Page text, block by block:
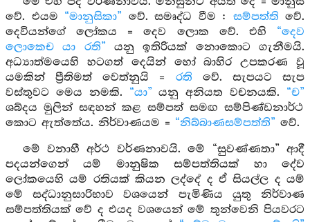
වේ. එයම “මානුසිකා” වේ. සමෘද්ධ වීම : සම්පත්ති වේ.
දෙවියන්ගේ ලෝකය = දෙව ලොක වේ. එහි “දෙව
ලොකෙච යා රති” යනු ඉතිරියක් නොකොට ගැනීමයි.
අධ්‍යාත්මයෙහි හටගත් දෙයින් හෝ බාහිර උපකරණ වූ
යමකින් ප්‍රීතිමත් වෙත්නුයි = රති වේ. සැපයට සැප
වස්තුවට මෙය නමකි. “යා” යනු අනියත වචනයකි. “ච”
ශබ්දය මුලින් සඳහන් කළ සම්පත් සමඟ සම්පිණ්ඩනාර්ථ
කොට ඇත්තේය. නිර්වාණයම = “නිබ්බාණසම්පත්ති” වේ.
මේ වනාහී අර්ථ වර්ණනාවයි. මේ “සුවණ්ණතා” ආදී
පදයන්ගෙන් යම් මානුෂික සම්පත්තියක් හා දේව
ලෝකයෙහි යම් රතියක් කියන ලද්දේ ද ඒ සියල්ල ද යම්
මේ සද්ධානුසාරිභාව වශයෙන් පැමිණිය යුතු නිර්වාණ
සම්පත්තියක් වේ ද එයද වශයෙන් මේ තුන්වෙනි පියවරට